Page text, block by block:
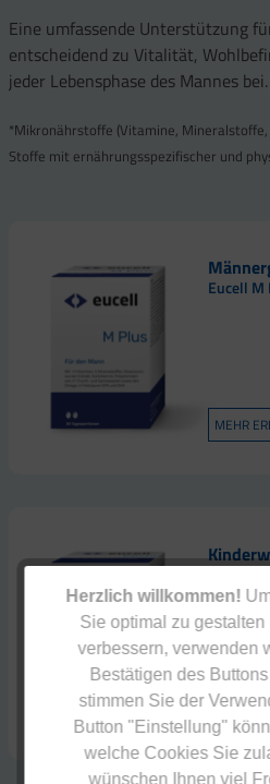
Herzlich willkommen!
Sie optimal zu
verbessern, verwenden
Bestätigen des
stimmen Sie der
Button "Einstellung"
welche Cookies Sie
wünschen Ihnen viel
Eine umfassende Unterstützung
entscheidend zu Vitalität,
jeder Lebensphase des Mannes bei.
*Mikronährstoffe (Vitamine,
Stoffe mit ernährungsspezifischer und
Eucell M
MEHR
Eucell
MEHR